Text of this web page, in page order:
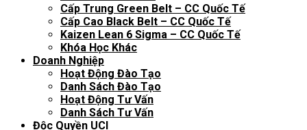
Cấp Trung Green Belt – CC Quốc Tế
Cấp Cao Black Belt – CC Quốc Tế
Kaizen Lean 6 Sigma – CC Quốc Tế
Khóa Học Khác
Doanh Nghiệp
Hoạt Động Đào Tạo
Danh Sách Đào Tạo
Hoạt Động Tư Vấn
Danh Sách Tư Vấn
Độc Quyền UCI